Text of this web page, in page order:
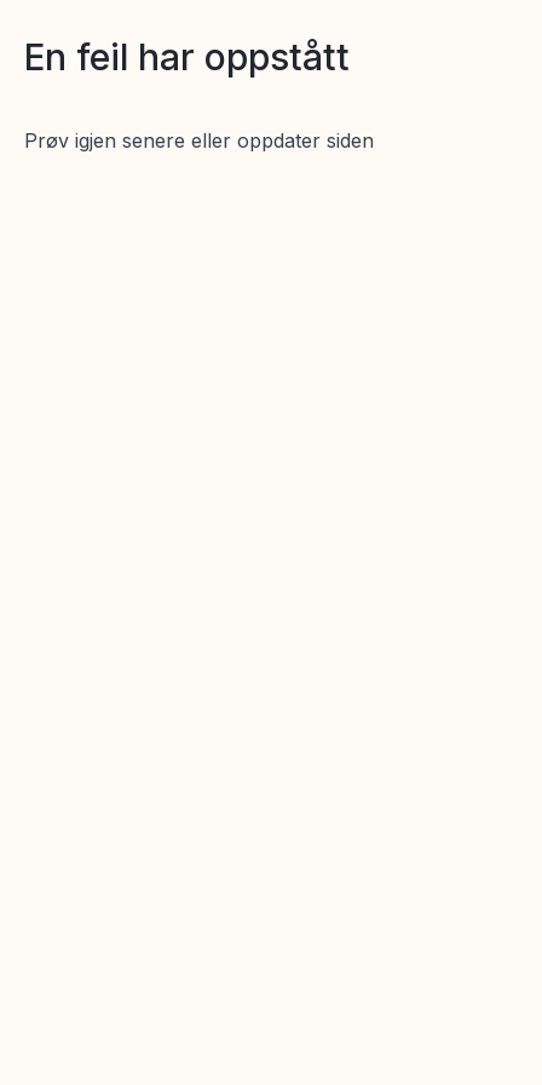
En feil har oppstått
Prøv igjen senere eller oppdater siden